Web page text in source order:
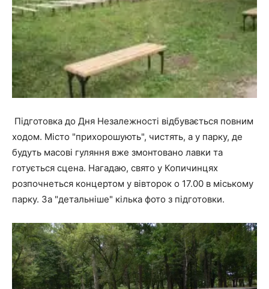
Підготовка до Дня Незалежності відбувається повним
ходом. Місто "прихорошують", чистять, а у парку, де
будуть масові гуляння вже змонтовано лавки та
готується сцена. Нагадаю, свято у Копичинцях
розпочнеться концертом у вівторок о 17.00 в міському
парку. За "детальніше" кілька фото з підготовки.